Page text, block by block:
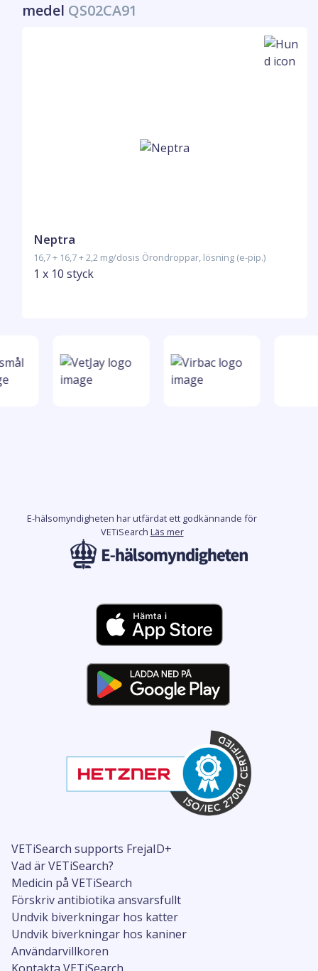
medel QS02CA91
Neptra
16,7 + 16,7 + 2,2 mg/dosis Örondroppar, lösning (e-pip.)
1 x 10 styck
VETiSearch supports FrejaID+
Vad är VETiSearch?
Medicin på VETiSearch
Förskriv antibiotika ansvarsfullt
Undvik biverkningar hos katter
Undvik biverkningar hos kaniner
Användarvillkoren
E-hälsomyndigheten har utfärdat ett godkännande för
VETiSearch Läs mer